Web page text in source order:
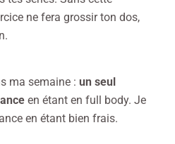
ne fera grossir ton dos,
ma semaine : un seul
en étant en full body. Je
en étant bien frais.